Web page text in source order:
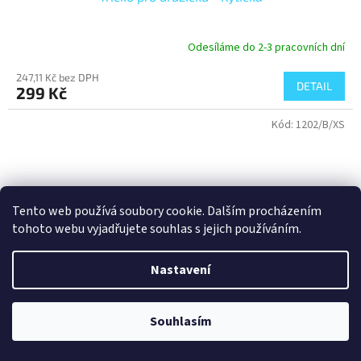
Tento web používá soubory cookie. Dalším procházením
tohoto webu vyjadřujete souhlas s jejich používáním.
Nastavení
Souhlasím
Odesíláme do 2-3 pracovních dní
247,11 Kč bez DPH
299 Kč DETAIL
Kód: 1202/B/XS